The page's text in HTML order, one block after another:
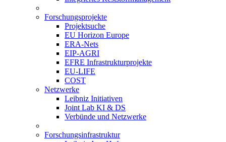
Forschungsprojekte
Projektsuche
EU Horizon Europe
ERA-Nets
EIP-AGRI
EFRE Infrastrukturprojekte
EU-LIFE
COST
Netzwerke
Leibniz Initiativen
Joint Lab KI & DS
Verbünde und Netzwerke
Forschungsinfrastruktur